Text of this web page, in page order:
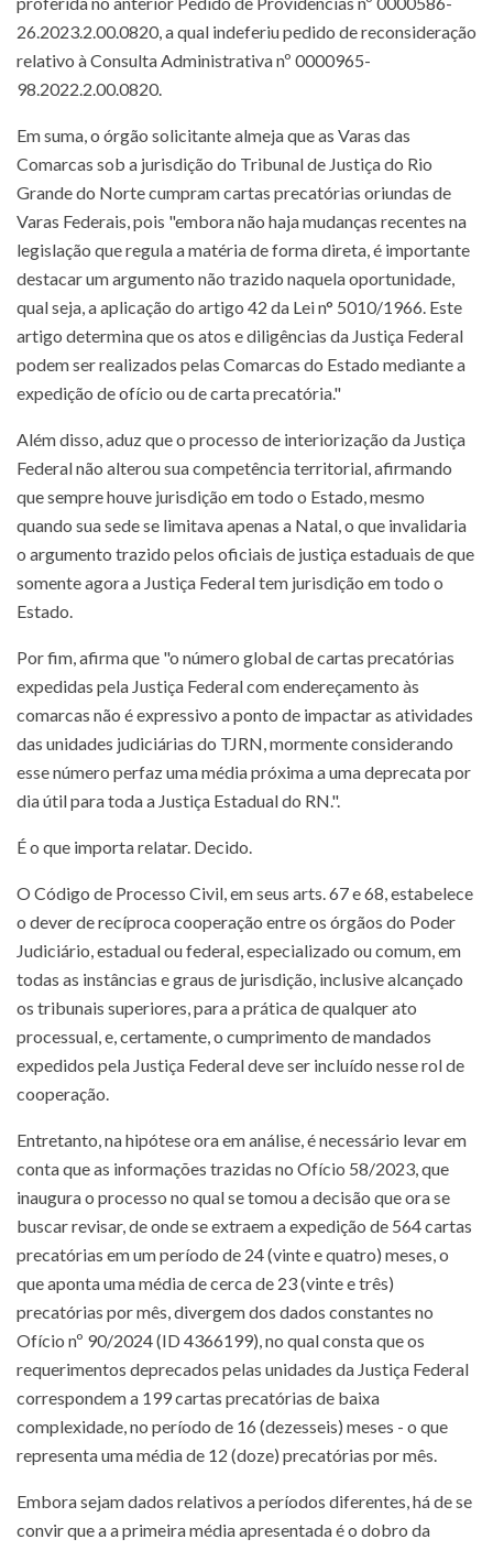
26.2023.2.00.0820, a qual indeferiu pedido de reconsideração
relativo à Consulta Administrativa nº 0000965-
98.2022.2.00.0820.
Em suma, o órgão solicitante almeja que as Varas das
Comarcas sob a jurisdição do Tribunal de Justiça do Rio
Grande do Norte cumpram cartas precatórias oriundas de
Varas Federais, pois "embora não haja mudanças recentes na
legislação que regula a matéria de forma direta, é importante
destacar um argumento não trazido naquela oportunidade,
qual seja, a aplicação do artigo 42 da Lei n° 5010/1966. Este
artigo determina que os atos e diligências da Justiça Federal
podem ser realizados pelas Comarcas do Estado mediante a
expedição de ofício ou de carta precatória."
Além disso, aduz que o processo de interiorização da Justiça
Federal não alterou sua competência territorial, afirmando
que sempre houve jurisdição em todo o Estado, mesmo
quando sua sede se limitava apenas a Natal, o que invalidaria
o argumento trazido pelos oficiais de justiça estaduais de que
somente agora a Justiça Federal tem jurisdição em todo o
Estado.
Por fim, afirma que "o número global de cartas precatórias
expedidas pela Justiça Federal com endereçamento às
comarcas não é expressivo a ponto de impactar as atividades
das unidades judiciárias do TJRN, mormente considerando
esse número perfaz uma média próxima a uma deprecata por
dia útil para toda a Justiça Estadual do RN.".
É o que importa relatar. Decido.
O Código de Processo Civil, em seus arts. 67 e 68, estabelece
o dever de recíproca cooperação entre os órgãos do Poder
Judiciário, estadual ou federal, especializado ou comum, em
todas as instâncias e graus de jurisdição, inclusive alcançado
os tribunais superiores, para a prática de qualquer ato
processual, e, certamente, o cumprimento de mandados
expedidos pela Justiça Federal deve ser incluído nesse rol de
cooperação.
Entretanto, na hipótese ora em análise, é necessário levar em
conta que as informações trazidas no Ofício 58/2023, que
inaugura o processo no qual se tomou a decisão que ora se
buscar revisar, de onde se extraem a expedição de 564 cartas
precatórias em um período de 24 (vinte e quatro) meses, o
que aponta uma média de cerca de 23 (vinte e três)
precatórias por mês, divergem dos dados constantes no
Ofício nº 90/2024 (ID 4366199), no qual consta que os
requerimentos deprecados pelas unidades da Justiça Federal
correspondem a 199 cartas precatórias de baixa
complexidade, no período de 16 (dezesseis) meses - o que
representa uma média de 12 (doze) precatórias por mês.
Embora sejam dados relativos a períodos diferentes, há de se
convir que a a primeira média apresentada é o dobro da